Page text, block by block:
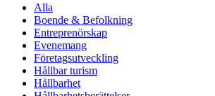
Alla
Boende & Befolkning
Entreprenörskap
Evenemang
Företagsutveckling
Hållbar turism
Hållbarhet